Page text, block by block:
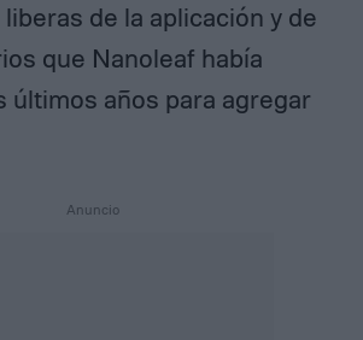
de la aplicación y de
que Nanoleaf había
últimos años para agregar